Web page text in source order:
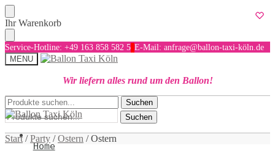
Skip
to
navigation
Skip
to
content
Ihr Warenkorb
Service-Hotline: +49 163 858 582 5 E-Mail: anfrage@ballon-taxi-köln.de
MENU
Wir liefern alles rund um den Ballon!
Suchen
nach:
Suchen
Suchen
nach:
Suchen
Home
Start /Party /Ostern /Ostern